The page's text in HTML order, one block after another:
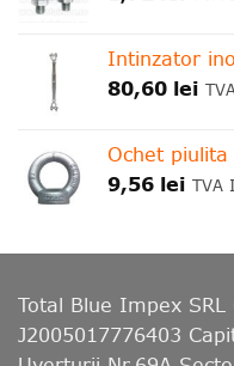
Intinzator
80,60 lei
Ochet
9,56 lei TVA
Total Blue Impex
J2005017776403